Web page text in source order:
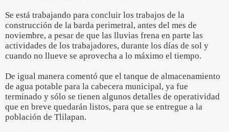
Se está trabajando para concluir los trabajos de la
construcción de la barda perimetral, antes del mes de
noviembre, a pesar de que las lluvias frena en parte las
actividades de los trabajadores, durante los días de sol y
cuando no llueve se aprovecha a lo máximo el tiempo.
De igual manera comentó que el tanque de almacenamiento
de agua potable para la cabecera municipal, ya fue
terminado y sólo se tienen algunos detalles de operatividad
que en breve quedarán listos, para que se entregue a la
población de Tlilapan.